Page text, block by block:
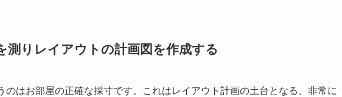
測りレイアウトの計画図を作成する
のはお部屋の正確な採寸です。これはレイアウト計画の土台となる、非常に